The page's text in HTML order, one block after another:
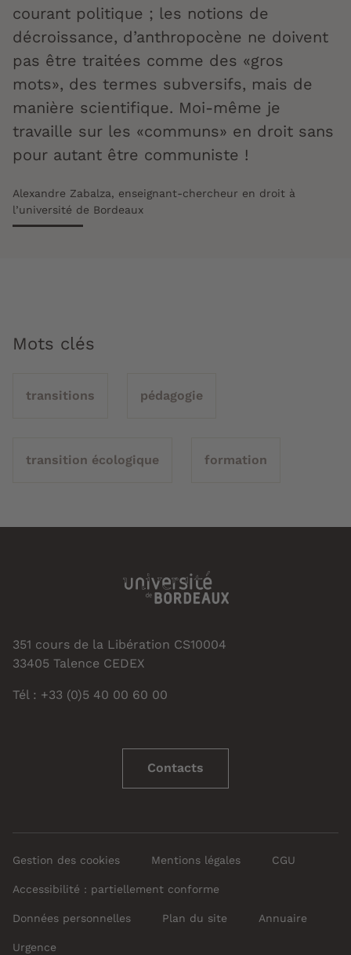
courant politique ; les notions de
décroissance, d’anthropocène ne doivent
pas être traitées comme des «gros
mots», des termes subversifs, mais de
manière scientifique. Moi-même je
travaille sur les «communs» en droit sans
pour autant être communiste !
Alexandre Zabalza, enseignant-chercheur en droit à
l’université de Bordeaux
Mots clés
transitions pédagogie
transition écologique formation
351 cours de la Libération CS10004
33405 Talence CEDEX
Tél : +33 (0)5 40 00 60 00
Contacts
Gestion des cookies Mentions légales CGU
Accessibilité : partiellement conforme
Données personnelles Plan du site Annuaire
Urgence